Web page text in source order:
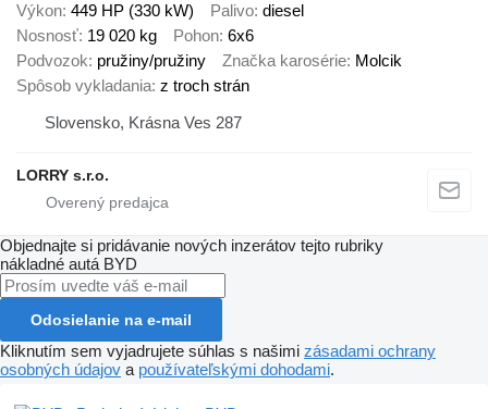
Výkon 449 HP (330 kW) Palivo diesel
Nosnosť 19 020 kg Pohon 6x6
Podvozok pružiny/pružiny Značka karosérie Molcik
Spôsob vykladania z troch strán
Slovensko, Krásna Ves 287
LORRY s.r.o.
Objednajte si pridávanie nových inzerátov tejto rubriky
nákladné autá BYD
Odosielanie na e-mail
Kliknutím sem vyjadrujete súhlas s našimi zásadami ochrany
osobných údajov a používateľskými dohodami.